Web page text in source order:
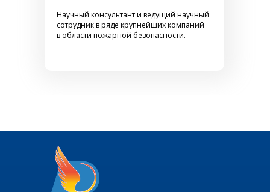
Научный консультант и ведущий научный
сотрудник в ряде крупнейших компаний
в области пожарной безопасности.